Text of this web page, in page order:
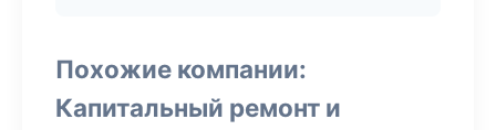
Похожие компании:
Капитальный ремонт и